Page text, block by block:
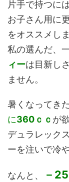
片手で持つに
お子さん用に
をオススメしま
私の選んだ、
ィーは目新し
ません。
暑くなってき
に360ｃｃ が
デュラレック
ーを注いで冷
なんと、 －